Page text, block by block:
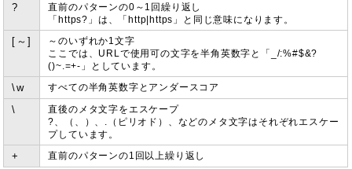
?
直前のパターンの0～1回繰り返し
「https?」は、「http|https」と同じ意味になります。
[～]
～のいずれか1文字
ここでは、URLで使用可の文字を半角英数字と「_/:%#$&?
()~.=+-」としています。
\w すべての半角英数字とアンダースコア
\
直後のメタ文字をエスケープ
?、（、）、.（ピリオド）、などのメタ文字はそれぞれエスケー
プしています。
+ 直前のパターンの1回以上繰り返し